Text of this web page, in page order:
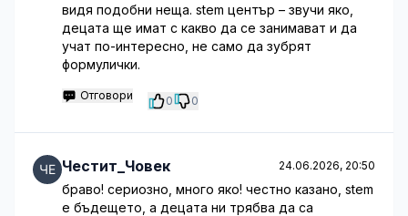
видя подобни неща. stem център – звучи яко,
децата ще имат с какво да се занимават и да
учат по-интересно, не само да зубрят
формулички.
Отговори 0 0
Честит_Човек 24.06.2026, 20:50
браво! сериозно, много яко! честно казано, stem
е бъдещето, а децата ни трябва да са